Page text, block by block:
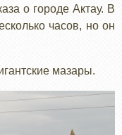
о городе Актау. В
часов, но он
мазары.